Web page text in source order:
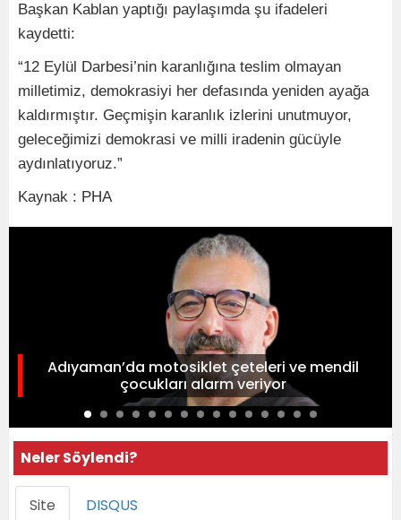
Başkan Kablan yaptığı paylaşımda şu ifadeleri
kaydetti:
“12 Eylül Darbesi’nin karanlığına teslim olmayan
milletimiz, demokrasiyi her defasında yeniden ayağa
kaldırmıştır. Geçmişin karanlık izlerini unutmuyor,
geleceğimizi demokrasi ve milli iradenin gücüyle
aydınlatıyoruz.”
Kaynak : PHA
Adıyaman’da motosiklet çeteleri ve mendil
çocukları alarm veriyor
Neler Söylendi?
Site DISQUS